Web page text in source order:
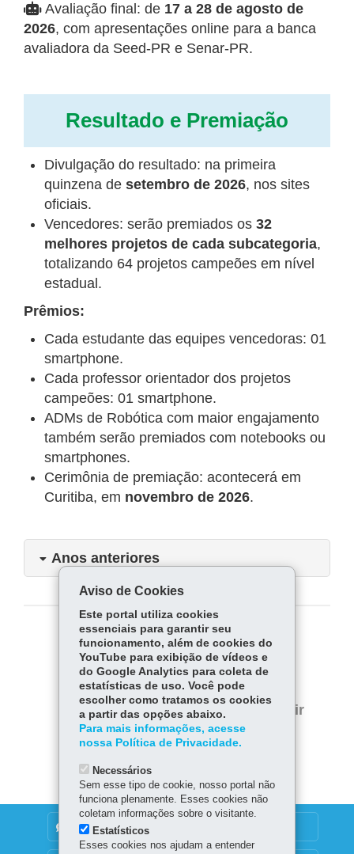
Avaliação final: de 17 a 28 de agosto de
2026, com apresentações online para a banca
avaliadora da Seed-PR e Senar-PR.
Resultado e Premiação
Divulgação do resultado: na primeira
quinzena desetembro de 2026, nos sites
oficiais.
Vencedores: serão premiados os32
melhores projetos de cada subcategoria,
totalizando 64 projetos campeões em nível
estadual.
Prêmios:
Cada estudante das equipes vencedoras: 01
smartphone.
Cada professor orientador dos projetos
campeões: 01 smartphone.
ADMs de Robótica com maior engajamento
também serão premiados com notebooks ou
smartphones.
Cerimônia de premiação: acontecerá em
Curitiba, em novembro de 2026.
Anos anteriores
COMPARTILHE:
Fa
ce
bo
ok
Tw
itt
er
W
ha
ts
Ap
p
Voltar Início
Imprimir
Baixar
DENUNCIE CORRUPÇÃO
Aviso de Cookies
Este portal utiliza cookies
essenciais para garantir seu
funcionamento, além de cookies do
YouTube para exibição de vídeos e
do Google Analytics para coleta de
estatísticas de uso. Você pode
escolher como tratamos os cookies
a partir das opções abaixo.
Para mais informações, acesse
nossa Política de Privacidade.
Necessários
Sem esse tipo de cookie, nosso portal não
funciona plenamente. Esses cookies não
coletam informações sobre o visitante.
Estatísticos
Esses cookies nos ajudam a entender